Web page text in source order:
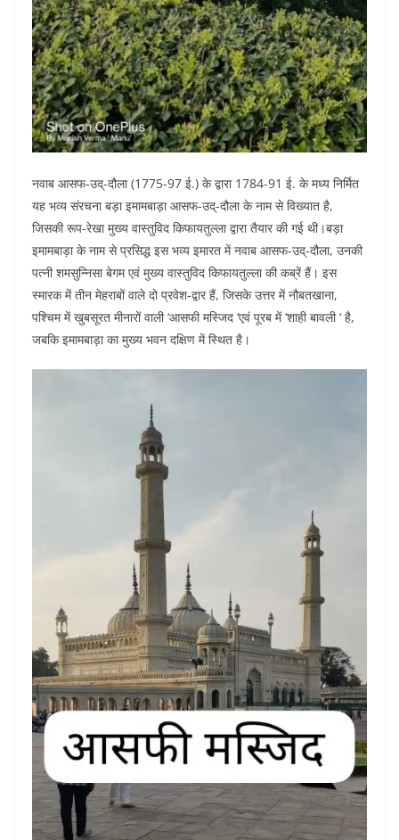
नवाब आसफ-उद्-दौला (1775-97 ई.) के द्वारा 1784-91 ई. के मध्य निर्मित
यह भव्य संरचना बड़ा इमामबाड़ा आसफ-उद्-दौला के नाम से विख्यात है,
जिसकी रूप-रेखा मुख्य वास्तुविद किफायतुल्ला द्वारा तैयार की गई थी।बड़ा
इमामबाड़ा के नाम से प्रसिद्ध इस भव्य इमारत में नवाब आसफ-उद्-दौला, उनकी
पत्नी शमसुन्निसा बेगम एवं मुख्य वास्तुविद किफायतुल्ला की कब्रें हैं। इस
स्मारक में तीन मेहराबों वाले दो प्रवेश-द्वार हैं, जिसके उत्तर में नौबतखाना,
पश्चिम में खुबसूरत मीनारों वाली ‘आसफी मस्जिद ‘एवं पूरब में ‘शाही बावली ‘ है,
जबकि इमामबाड़ा का मुख्य भवन दक्षिण में स्थित है।